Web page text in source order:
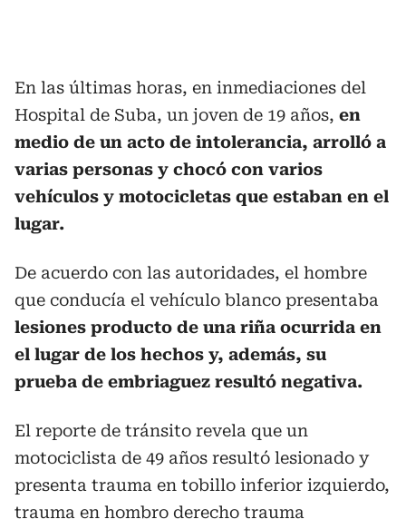
En las últimas horas, en inmediaciones del
Hospital de Suba, un joven de 19 años, en
medio de un acto de intolerancia, arrolló a
varias personas y chocó con varios
vehículos y motocicletas que estaban en el
lugar.
De acuerdo con las autoridades, el hombre
que conducía el vehículo blanco presentaba
lesiones producto de una riña ocurrida en
el lugar de los hechos y, además, su
prueba de embriaguez resultó negativa.
El reporte de tránsito revela que un
motociclista de 49 años resultó lesionado y
presenta trauma en tobillo inferior izquierdo,
trauma en hombro derecho trauma